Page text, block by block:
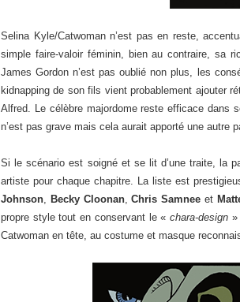
Selina Kyle/Catwoman n’est pas en reste,
simple faire-valoir féminin, bien au contraire, sa
James Gordon n’est pas oublié non plus, les
kidnapping de son fils vient probablement ajouter
Alfred. Le célèbre majordome reste efficace dans
n’est pas grave mais cela aurait apporté une autre
Si le scénario est soigné et se lit d’une traite, la
artiste pour chaque chapitre. La liste est
Johnson, Becky Cloonan,Chris Samnee et
propre style tout en conservant le «chara-design »
Catwoman en tête, au costume et masque